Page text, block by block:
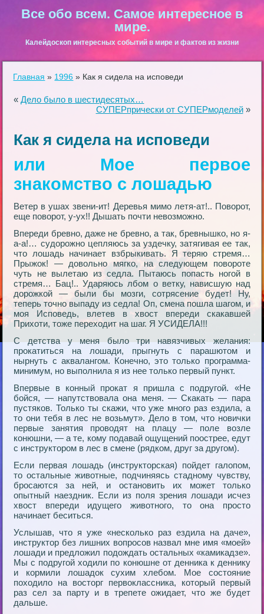
Все обо всем. Самое интересное в
мире.
Калейдоскоп интересных событий в мире и фактов из жизни
Главная » 1996 » Как я сидела на исповеди
«Дело было в шестидесятых…
СУПЕРпрически от СУПЕРмоделей»
Как я сидела на исповеди
или Мое первое
знакомство с лошадью
Ветер в ушах звени-ит! Деревья мимо летя-aт!.. Поворот,
еще поворот, у-ух!! Дышать почти невозможно.
Впереди бревно, даже не бревно, а так, бревнышко, но я-
а-а!… судорожно цепляюсь за уздечку, затягивая ее так,
что лошадь начинает взбрыкивать. Я теряю стремя…
Прыжок! — довольно мягко, на следующем повороте
чуть не вылетаю из седла. Пытаюсь попасть ногой в
стремя… Бац!.. Ударяюсь лбом о ветку, нависшую над
дорожкой — были бы мозги, сотрясение будет! Ну,
теперь точно выпаду из седла! Оп, смена пошла шагом, и
моя Исповедь, влетев в хвост впереди скакавшей
Прихоти, тоже переходит на шаг. Я УСИДЕЛА!!!
С детства у меня было три навязчивых желания:
прокатиться на лошади, прыгнуть с парашютом и
нырнуть с аквалангом. Конечно, это только программа-
минимум, но выполнила я из нее только первый пункт.
Впервые в конный прокат я пришла с подругой. «Не
бойся, — напутствовала она меня. — Скакать — пара
пустяков. Только ты скажи, что уже много раз ездила, а
то они тебя в лес не возьмут». Дело в том, что новички
первые занятия проводят на плацу — поле возле
конюшни, — а те, кому подавай ощущений поострее, едут
с инструктором в лес в смене (рядком, друг за другом).
Если первая лошадь (инструкторская) пойдет галопом,
то остальные животные, подчиняясь стадному чувству,
бросаются за ней, и остановить их может только
опытный наездник. Если из поля зрения лошади исчез
хвост впереди идущего животного, то она просто
начинает беситься.
Услышав, что я уже «несколько раз ездила на даче»,
инструктор без лишних вопросов назвал мне имя «моей»
лошади и предложил подождать остальных «камикадзе».
Мы с подругой ходили по конюшне от денника к деннику
и кормили лошадок сухим хлебом. Мое состояние
походило на восторг первоклассника, который первый
раз сел за парту и в трепете ожидает, что же будет
дальше.